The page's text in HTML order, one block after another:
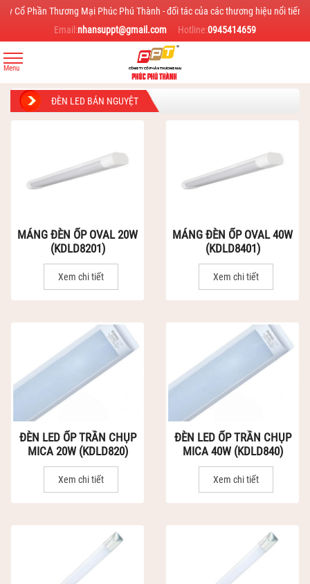
Thương Mại Phúc Phú Thành - đối tác của các thương hiệu nổi tiếng trong
Email:nhansuppt@gmail.com Hotline:0945414659
ĐÈN LED BÁN NGUYỆT
MÁNG ĐÈN ỐP OVAL 20W
(KDLD8201)
Xem chi tiết
MÁNG ĐÈN ỐP OVAL 40W
(KDLD8401)
Xem chi tiết
ĐÈN LED ỐP TRẦN CHỤP
MICA 20W (KDLD820)
Xem chi tiết
ĐÈN LED ỐP TRẦN CHỤP
MICA 40W (KDLD840)
Xem chi tiết